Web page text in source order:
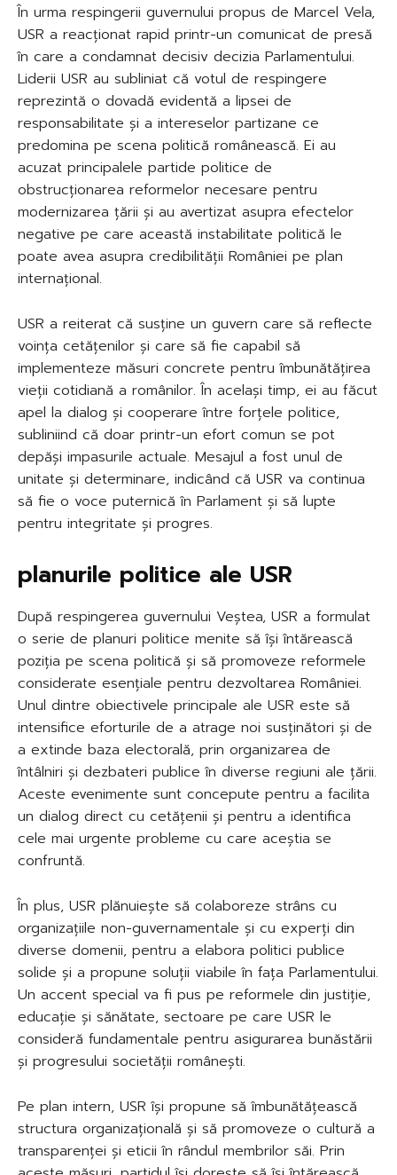
În urma respingerii guvernului propus de Marcel Vela,
USR a reacționat rapid printr-un comunicat de presă
în care a condamnat decisiv decizia Parlamentului.
Liderii USR au subliniat că votul de respingere
reprezintă o dovadă evidentă a lipsei de
responsabilitate și a intereselor partizane ce
predomina pe scena politică românească. Ei au
acuzat principalele partide politice de
obstrucționarea reformelor necesare pentru
modernizarea țării și au avertizat asupra efectelor
negative pe care această instabilitate politică le
poate avea asupra credibilității României pe plan
internațional.
USR a reiterat că susține un guvern care să reflecte
voința cetățenilor și care să fie capabil să
implementeze măsuri concrete pentru îmbunătățirea
vieții cotidiană a românilor. În același timp, ei au făcut
apel la dialog și cooperare între forțele politice,
subliniind că doar printr-un efort comun se pot
depăși impasurile actuale. Mesajul a fost unul de
unitate și determinare, indicând că USR va continua
să fie o voce puternică în Parlament și să lupte
pentru integritate și progres.
planurile politice ale USR
După respingerea guvernului Veștea, USR a formulat
o serie de planuri politice menite să își întărească
poziția pe scena politică și să promoveze reformele
considerate esențiale pentru dezvoltarea României.
Unul dintre obiectivele principale ale USR este să
intensifice eforturile de a atrage noi susținători și de
a extinde baza electorală, prin organizarea de
întâlniri și dezbateri publice în diverse regiuni ale țării.
Aceste evenimente sunt concepute pentru a facilita
un dialog direct cu cetățenii și pentru a identifica
cele mai urgente probleme cu care aceștia se
confruntă.
În plus, USR plănuiește să colaboreze strâns cu
organizațiile non-guvernamentale și cu experți din
diverse domenii, pentru a elabora politici publice
solide și a propune soluții viabile în fața Parlamentului.
Un accent special va fi pus pe reformele din justiție,
educație și sănătate, sectoare pe care USR le
consideră fundamentale pentru asigurarea bunăstării
și progresului societății românești.
Pe plan intern, USR își propune să îmbunătățească
structura organizațională și să promoveze o cultură a
transparenței și eticii în rândul membrilor săi. Prin